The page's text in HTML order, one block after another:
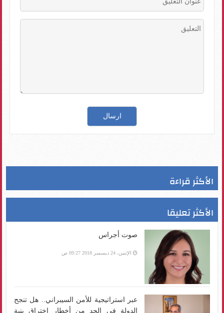
الأكثر قراءة
الأكثر تعليقا
صوت أجراس
الإثنين، 24 ديسمبر 2018 09:27 ص
عبر استراتيجية للأمن السيبراني.. هل تنجح
الدولة في الحد من أخطار اختراق بنية